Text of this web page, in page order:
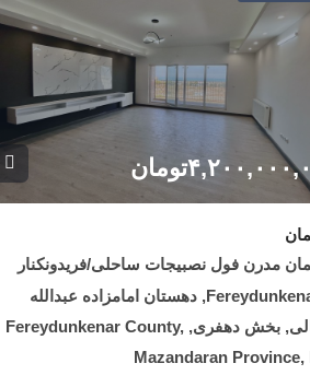
تومان
مدرن فول نصبیجات ساحلی/فریدونکنار
Fereydunkenar, دهستان امامزاده عبدالله
شمالی, بخش دهفری, Fereydunkenar County,
Mazandaran Province,